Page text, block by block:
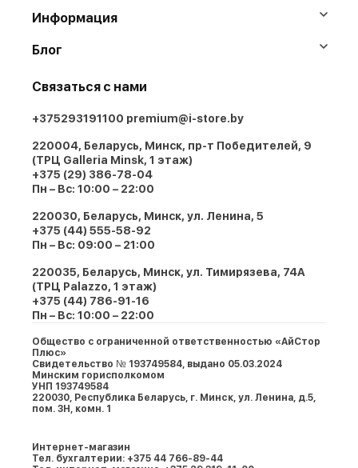
Информация
Блог
Связаться с нами
+375293191100 premium@i-store.by
220004, Беларусь, Минск, пр-т Победителей, 9
(ТРЦ Galleria Minsk, 1 этаж)
+375 (29) 386-78-04
Пн – Вс: 10:00 – 22:00
220030, Беларусь, Минск, ул. Ленина, 5
+375 (44) 555-58-92
Пн – Вс: 09:00 – 21:00
220035, Беларусь, Минск, ул. Тимирязева, 74A
(ТРЦ Palazzo, 1 этаж)
+375 (44) 786-91-16
Пн – Вс: 10:00 – 22:00
Общество с ограниченной ответственностью «АйСтор
Плюс»
Свидетельство № 193749584, выдано 05.03.2024
Минским горисполкомом
УНП 193749584
220030, Республика Беларусь, г. Минcк, ул. Ленина, д.5,
пом. 3Н, комн. 1
Интернет-магазин
Тел. бухгалтерии: +375 44 766-89-44